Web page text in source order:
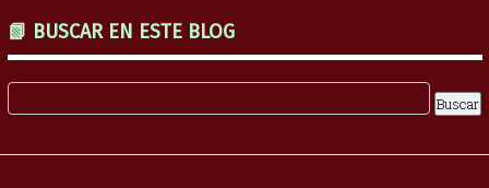
📗 BUSCAR EN ESTE BLOG